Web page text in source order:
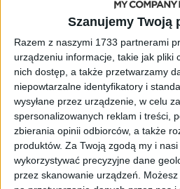
Szanujemy Twoją
Razem z naszymi 1733 partnerami
urządzeniu informacje, takie jak pliki
nich dostęp, a także przetwarzamy
niepowtarzalne identyfikatory i
wysyłane przez urządzenie, w celu
spersonalizowanych reklam i treści,
zbierania opinii odbiorców, a także
produktów. Za Twoją zgodą my i nasi
wykorzystywać precyzyjne dane
przez skanowanie urządzeń.
Po angielsku ktoś taki jest
whistleblower, a więc
w gwizdek”. Skąd się
Wymyślił je w 1971 r.
twórca ruchu
polityk Ralph Nader. Stał
opublikowaniu...
Artykuł dostępny tylko
Masz już